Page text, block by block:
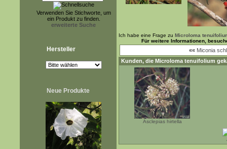
Verwenden Sie Stichworte, um
ein Produkt zu finden.
erweiterte Suche
Hersteller
Neue Produkte
Ich habe eine Frage zu Microloma
Für weitere Informationen,
«« Miconia
Kunden, die Microloma tenuifolium
Asclepias hirtella